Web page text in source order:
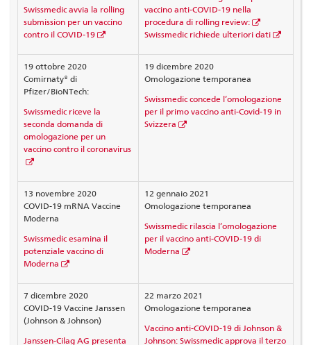
Swissmedic avvia la rolling
submission per un vaccino
contro il COVID-19
vaccino anti-COVID-19 nella
procedura di rolling review:
Swissmedic richiede ulteriori dati
19 ottobre 2020
Comirnaty® di
Pfizer/BioNTech:
Swissmedic riceve la
seconda domanda di
omologazione per un
vaccino contro il coronavirus
19 dicembre 2020
Omologazione temporanea
Swissmedic concede l’omologazione
per il primo vaccino anti-Covid-19 in
Svizzera
13 novembre 2020
COVID-19 mRNA Vaccine
Moderna
Swissmedic esamina il
potenziale vaccino di
Moderna
12 gennaio 2021
Omologazione temporanea
Swissmedic rilascia l’omologazione
per il vaccino anti-COVID-19 di
Moderna
7 dicembre 2020
COVID-19 Vaccine Janssen
(Johnson & Johnson)
Janssen-Cilag AG presenta
22 marzo 2021
Omologazione temporanea
Vaccino anti-COVID-19 di Johnson &
Johnson: Swissmedic approva il terzo